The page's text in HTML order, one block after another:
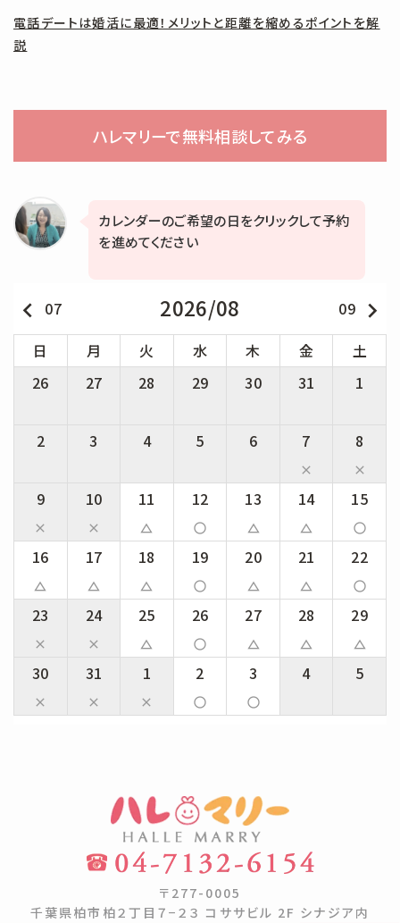
電話デートは婚活に最適！メリットと距離を縮めるポイントを解
説
ハレマリーで無料相談してみる
カレンダーのご希望の日をクリックして予約
を進めてください
keyboard_arrow_left 07 2026/08 09 keyboard_arrow_right
日 月 火 水 木 金
土
26
27 28 29 30 31 1
2 3 4 5 6 7
close
8
close
9
close
10
close
11
change_history
12
panorama_fish_eye
13
change_history
14
change_history
15
panorama_fish_eye
16
change_history
17
change_history
18
change_history
19
panorama_fish_eye
20
change_history
21
change_history
22
panorama_fish_eye
23
close
24
close
25
change_history
26
panorama_fish_eye
27
change_history
28
change_history
29
change_history
30
close
31
close
1
close
2
panorama_fish_eye
3
panorama_fish_eye
4 5
〒277-0005
千葉県柏市柏２丁目７−２３ コササビル 2F シナジア内